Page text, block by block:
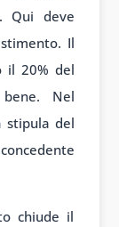
Qui deve
Il
il 20% del
Nel
stipula del
chiude il